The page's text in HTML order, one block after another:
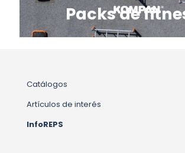
Packs de
Catálogos
Artículos de interés
InfoREPS